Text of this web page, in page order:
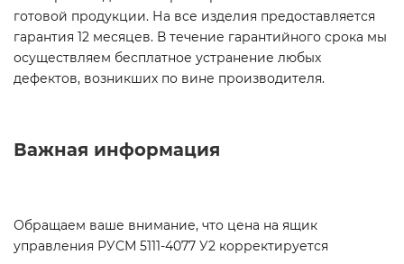
готовой продукции. На все изделия предоставляется
гарантия 12 месяцев. В течение гарантийного срока мы
осуществляем бесплатное устранение любых
дефектов, возникших по вине производителя.
Важная информация
Обращаем ваше внимание, что цена на ящик
управления РУСМ 5111-4077 У2 корректируется